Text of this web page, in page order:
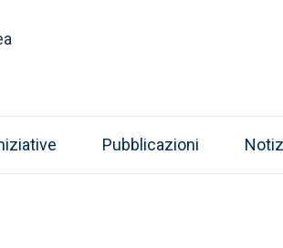
Pubblicazioni